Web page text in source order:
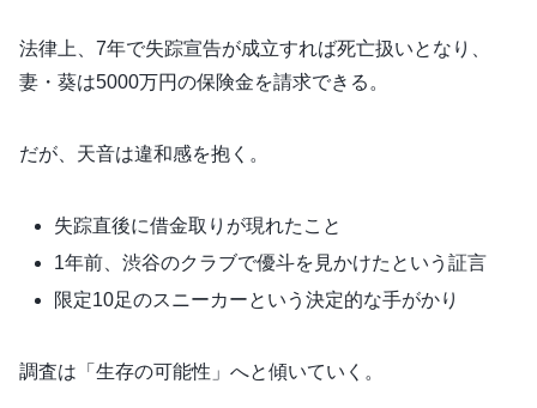
法律上、7年で失踪宣告が成立すれば死亡扱いとなり、
妻・葵は5000万円の保険金を請求できる。
だが、天音は違和感を抱く。
失踪直後に借金取りが現れたこと
1年前、渋谷のクラブで優斗を見かけたという証言
限定10足のスニーカーという決定的な手がかり
調査は「生存の可能性」へと傾いていく。